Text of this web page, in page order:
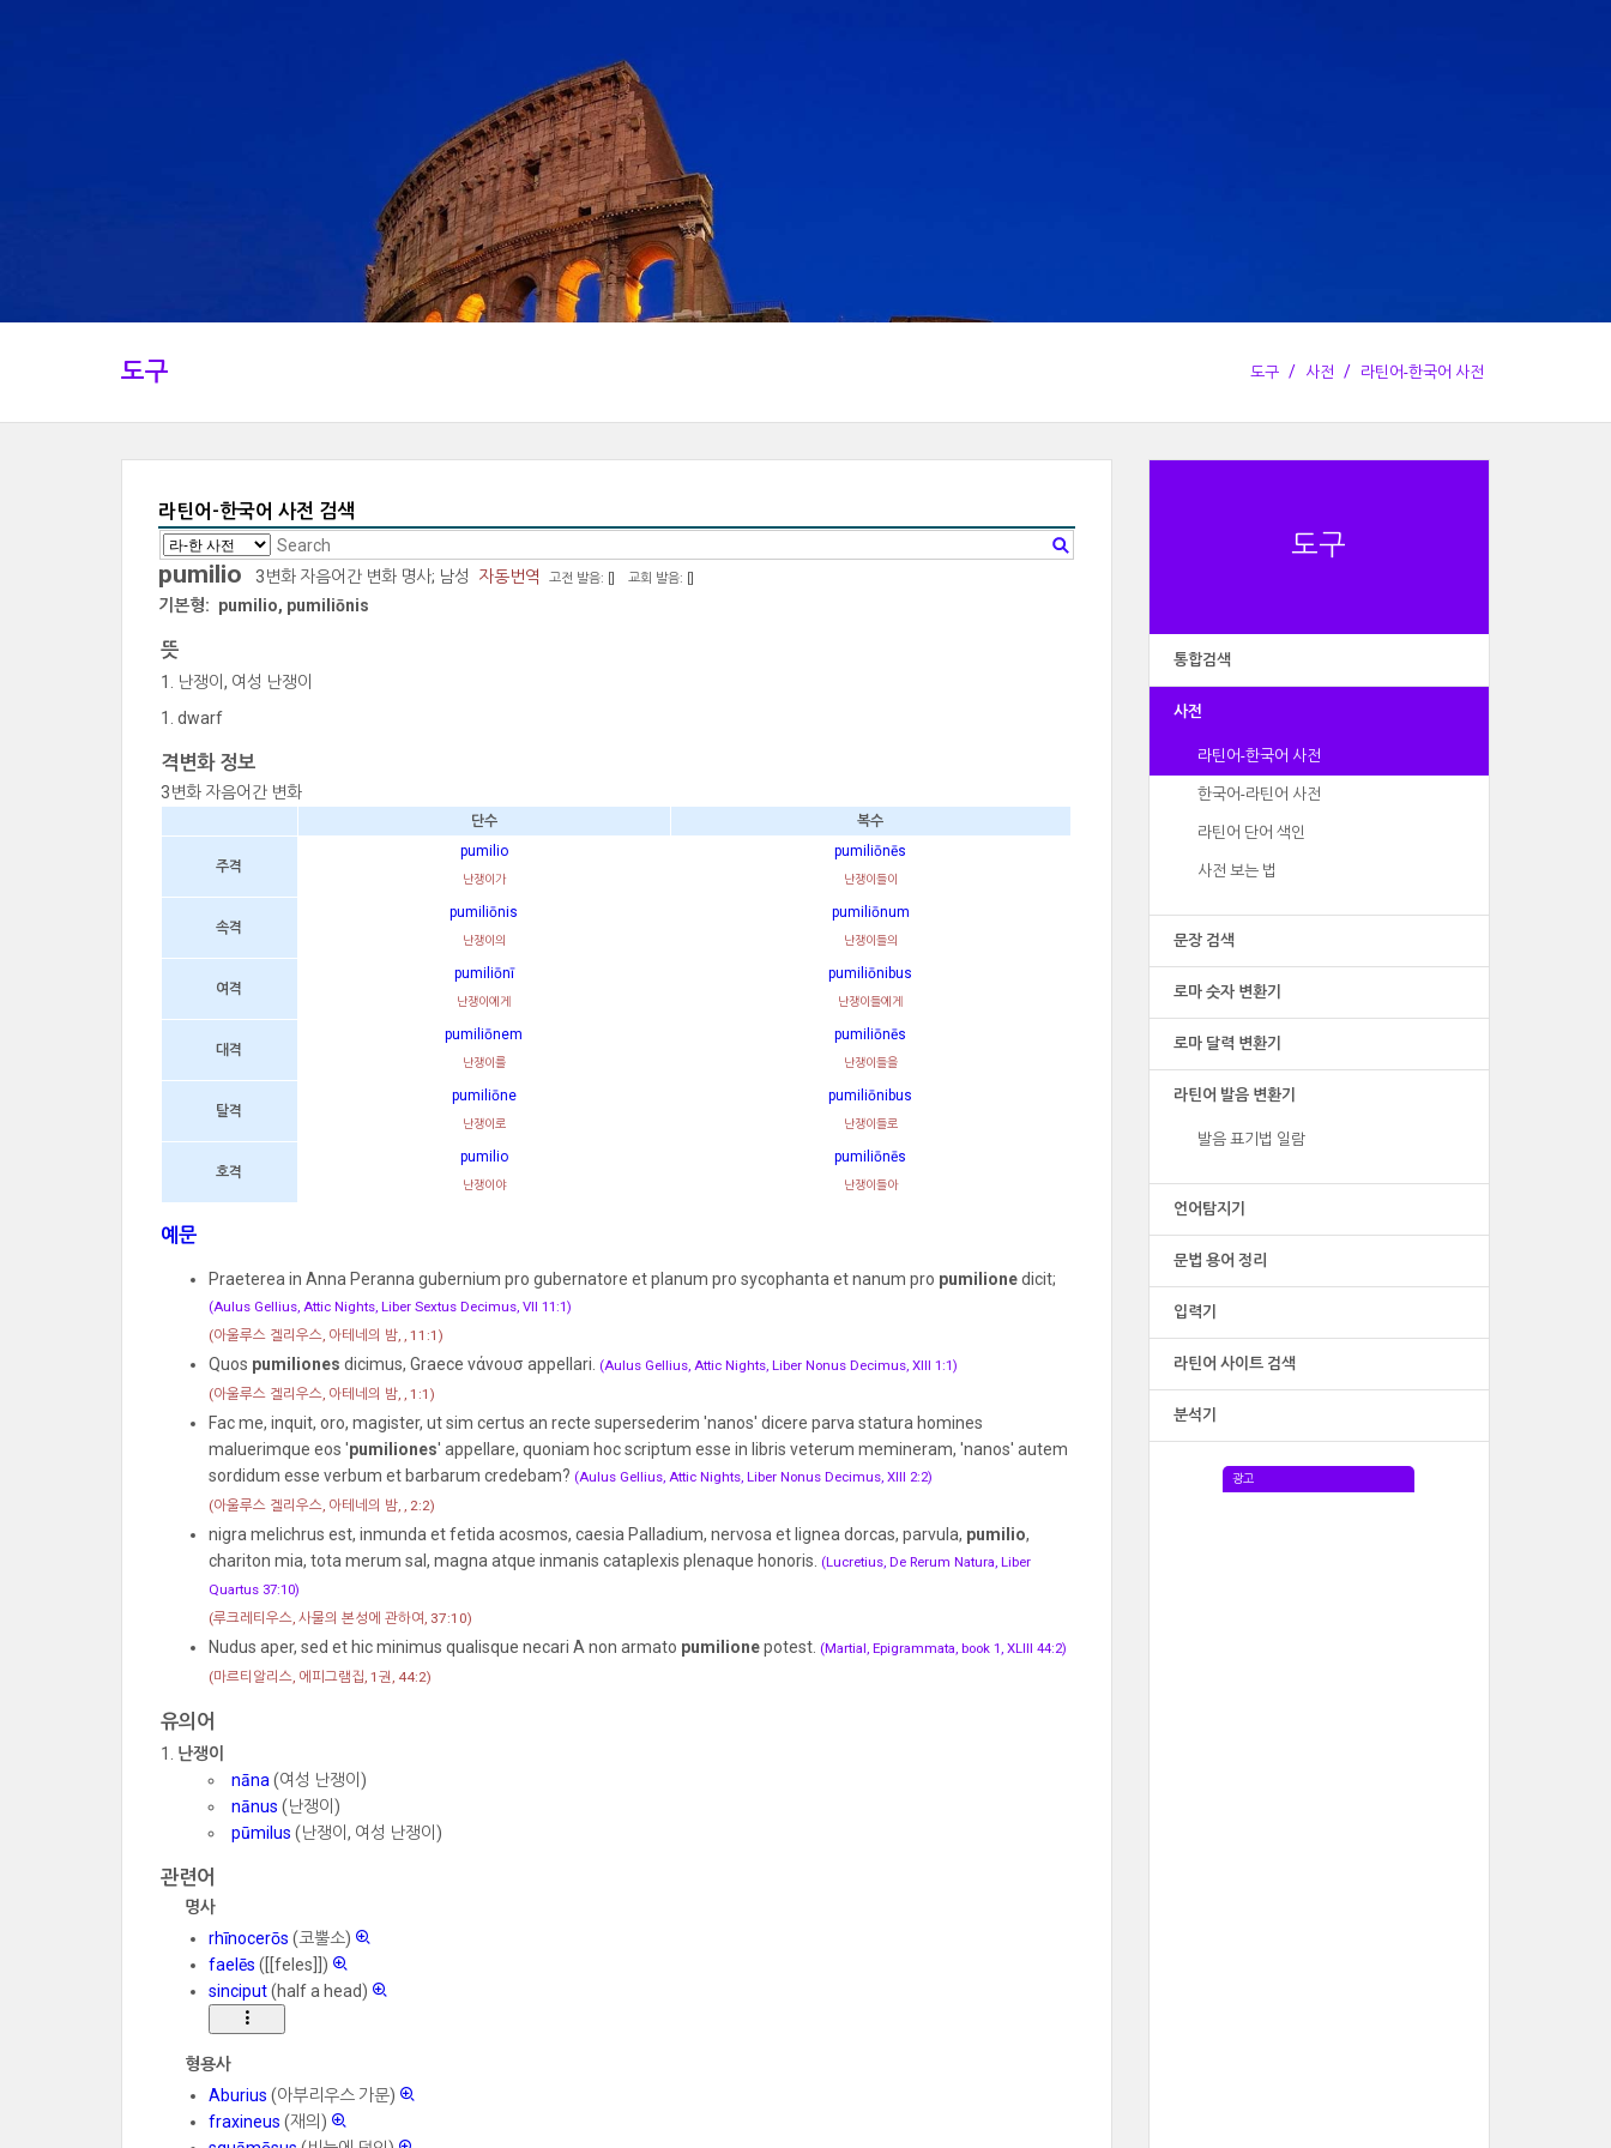
도구 도구 사전 라틴어-한국어 사전
도구
통합검색
사전
라틴어-한국어 사전
한국어-라틴어 사전
라틴어 단어 색인
사전 보는 법
문장 검색
로마 숫자 변환기
로마 달력 변환기
라틴어 발음 변환기
발음 표기법 일람
언어탐지기
문법 용어 정리
입력기
라틴어 사이트 검색
분석기
광고
라틴어-한국어 사전 검색
pumilio 3변화 자음어간 변화 명사; 남성 자동번역 고전 발음: [] 교회 발음: []
기본형: pumilio, pumiliōnis
뜻
난쟁이, 여성 난쟁이
dwarf
격변화 정보
3변화 자음어간 변화
단수 복수
주격
pumilio
난쟁이가
pumiliōnēs
난쟁이들이
속격
pumiliōnis
난쟁이의
pumiliōnum
난쟁이들의
여격
pumiliōnī
난쟁이에게
pumiliōnibus
난쟁이들에게
대격
pumiliōnem
난쟁이를
pumiliōnēs
난쟁이들을
탈격
pumiliōne
난쟁이로
pumiliōnibus
난쟁이들로
호격
pumilio
난쟁이야
pumiliōnēs
난쟁이들아
예문
Praeterea in Anna Peranna gubernium pro gubernatore et planum pro sycophanta et nanum pro pumilionedicit;
(Aulus Gellius, Attic Nights, Liber Sextus Decimus, VII 11:1)
(아울루스 겔리우스, 아테네의 밤, , 11:1)
Quos pumiliones dicimus, Graece νάνουσ appellari. (Aulus Gellius, Attic Nights, Liber Nonus Decimus, XIII 1:1)
(아울루스 겔리우스, 아테네의 밤, , 1:1)
Fac me, inquit, oro, magister, ut sim certus an recte supersederim 'nanos' dicere parva statura homines
maluerimque eos 'pumiliones' appellare, quoniam hoc scriptum esse in libris veterum memineram, 'nanos' autem
sordidum esse verbum et barbarum credebam? (Aulus Gellius, Attic Nights, Liber Nonus Decimus, XIII 2:2)
(아울루스 겔리우스, 아테네의 밤, , 2:2)
nigra melichrus est, inmunda et fetida acosmos, caesia Palladium, nervosa et lignea dorcas, parvula, pumilio,
chariton mia, tota merum sal, magna atque inmanis cataplexis plenaque honoris. (Lucretius, De Rerum Natura, Liber
Quartus 37:10)
(루크레티우스, 사물의 본성에 관하여, 37:10)
Nudus aper, sed et hic minimus qualisque necari A non armato pumilionepotest. (Martial, Epigrammata, book 1, XLIII 44:2)
(마르티알리스, 에피그램집, 1권, 44:2)
유의어
난쟁이
nāna (여성 난쟁이)
nānus (난쟁이)
pūmilus (난쟁이, 여성 난쟁이)
관련어
명사
rhīnocerōs (코뿔소)
faelēs ([[feles]])
sinciput(half a head)
형용사
Aburius (아부리우스 가문)
fraxineus (재의)